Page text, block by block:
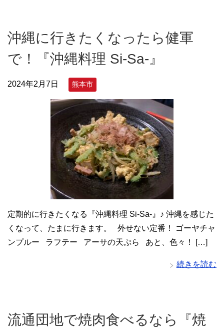
沖縄に行きたくなったら健軍
で！『沖縄料理 Si-Sa-』
2024年2月7日 熊本市
定期的に行きたくなる『沖縄料理 Si-Sa-』♪ 沖縄を感じた
くなって、たまに行きます。 外せない定番！ ゴーヤチャ
ンプルー ラフテー アーサの天ぷら あと、色々！ […]
続きを読む
流通団地で焼肉食べるなら『焼